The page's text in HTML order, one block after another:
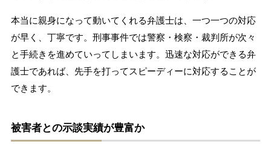
本当に親身になって動いてくれる弁護士は、一つ一つの対応
が早く、丁寧です。刑事事件では警察・検察・裁判所が次々
と手続きを進めていってしまいます。迅速な対応ができる弁
護士であれば、先手を打ってスピーディーに対応することが
できます。
被害者との示談実績が豊富か